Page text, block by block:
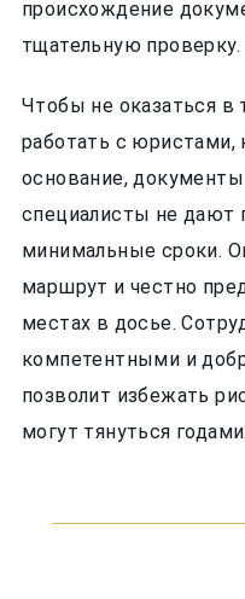
происхождение
тщательную проверку.
Чтобы не оказаться в
работать с юристами,
основание,
специалисты не дают
минимальные сроки.
маршрут и честно
местах в досье.
компетентными и
позволит избежать
могут тянуться годами.